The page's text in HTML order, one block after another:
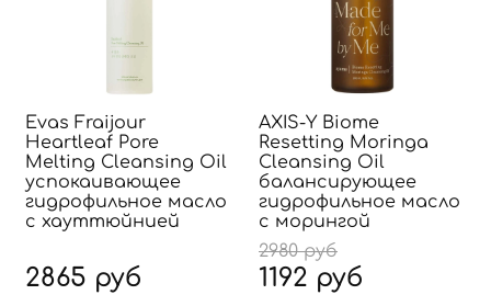
Evas Fraijour
Heartleaf Pore
Melting Cleansing Oil
успокаивающее
гидрофильное масло
с хауттюйнией
2865 руб
AXIS-Y Biome
Resetting Moringa
Cleansing Oil
балансирующее
гидрофильное масло
с морингой
2980 руб
1192 руб